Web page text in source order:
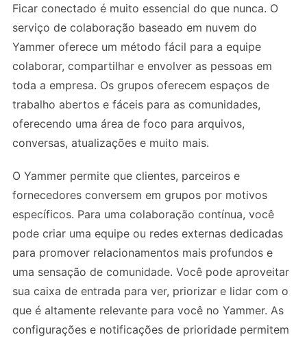
Ficar conectado é muito essencial do que nunca. O
serviço de colaboração baseado em nuvem do
Yammer oferece um método fácil para a equipe
colaborar, compartilhar e envolver as pessoas em
toda a empresa. Os grupos oferecem espaços de
trabalho abertos e fáceis para as comunidades,
oferecendo uma área de foco para arquivos,
conversas, atualizações e muito mais.
O Yammer permite que clientes, parceiros e
fornecedores conversem em grupos por motivos
específicos. Para uma colaboração contínua, você
pode criar uma equipe ou redes externas dedicadas
para promover relacionamentos mais profundos e
uma sensação de comunidade. Você pode aproveitar
sua caixa de entrada para ver, priorizar e lidar com o
que é altamente relevante para você no Yammer. As
configurações e notificações de prioridade permitem